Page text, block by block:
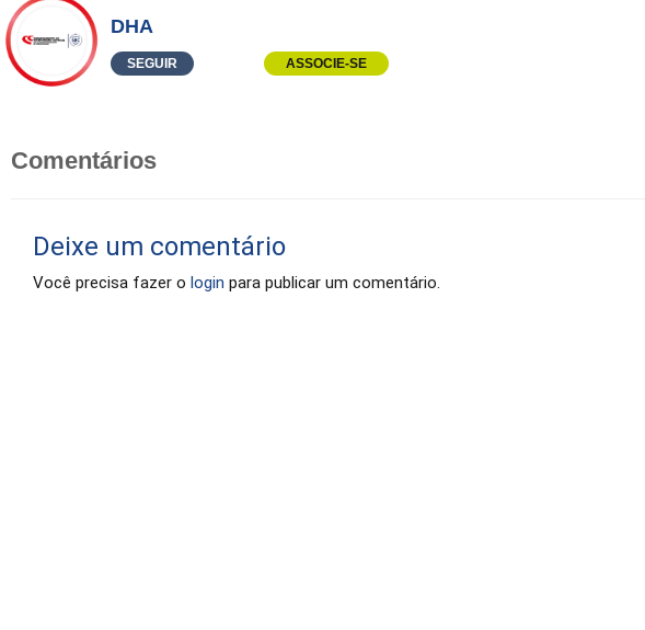
DHA
SEGUIR ASSOCIE-SE
Comentários
Deixe um comentário
Você precisa fazer o login para publicar um comentário.